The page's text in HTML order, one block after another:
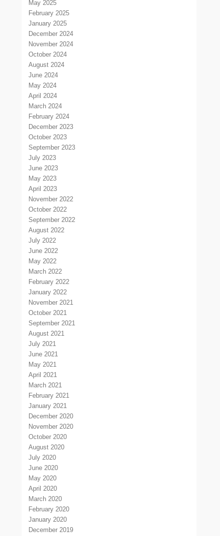
May 2025
February 2025
January 2025
December 2024
November 2024
October 2024
August 2024
June 2024
May 2024
April 2024
March 2024
February 2024
December 2023
October 2023
September 2023
July 2023
June 2023
May 2023
April 2023
November 2022
October 2022
September 2022
August 2022
July 2022
June 2022
May 2022
March 2022
February 2022
January 2022
November 2021
October 2021
September 2021
August 2021
July 2021
June 2021
May 2021
April 2021
March 2021
February 2021
January 2021
December 2020
November 2020
October 2020
August 2020
July 2020
June 2020
May 2020
April 2020
March 2020
February 2020
January 2020
December 2019